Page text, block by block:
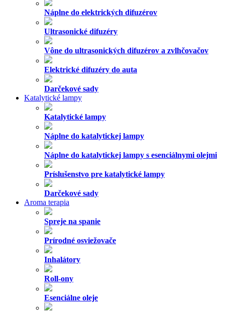
Náplne do elektrických difuzérov
Ultrasonické difuzéry
Vône do ultrasonických difuzérov a zvlhčovačov
Elektrické difuzéry do auta
Darčekové sady
Katalytické lampy
Katalytické lampy
Náplne do katalytickej lampy
Náplne do katalytickej lampy s esenciálnymi olejmi
Príslušenstvo pre katalytické lampy
Darčekové sady
Aroma terapia
Spreje na spanie
Prírodné osviežovače
Inhalátory
Roll-ony
Esenciálne oleje